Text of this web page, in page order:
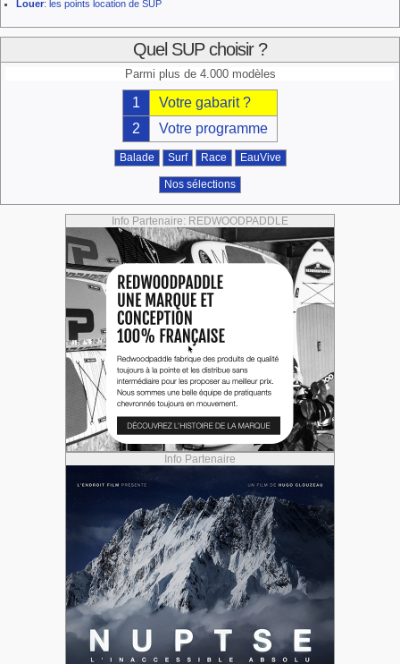
Louer: les points location de SUP
Quel SUP choisir ?
Parmi plus de 4.000 modèles
1
Votre gabarit ?
2
Votre programme
Balade Surf Race EauVive
Nos sélections
Info Partenaire: REDWOODPADDLE
Info Partenaire